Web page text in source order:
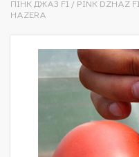
ПІНК ДЖАЗ F1 / PINK
HAZERA
кінця